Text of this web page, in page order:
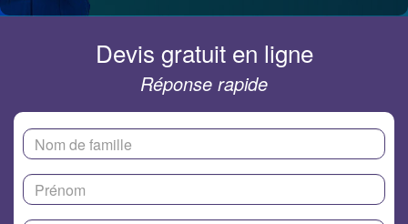
Devis gratuit en ligne
Réponse rapide